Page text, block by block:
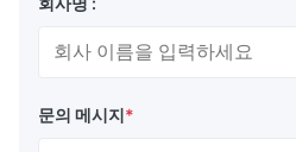
문의 메시지*